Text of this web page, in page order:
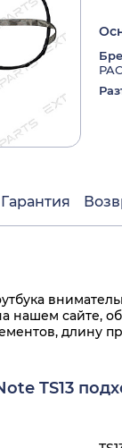
Гарантия
нашем сайте,
длину
TS13